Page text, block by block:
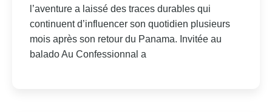
l’aventure a laissé des traces durables qui
continuent d’influencer son quotidien plusieurs
mois après son retour du Panama. Invitée au
balado Au Confessionnal a